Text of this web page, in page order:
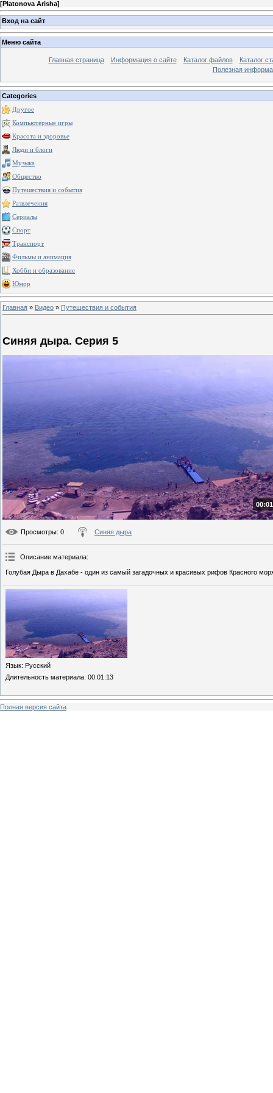
[Platonova Arisha]
Вход на сайт
Меню сайта
Главная страница Информация о сайте Каталог файлов
Каталог
Полезная
Categories
Другое
Компьютерные игры
Красота и здоровье
Люди и блоги
Музыка
Общество
Путешествия и события
Развлечения
Сериалы
Спорт
Транспорт
Фильмы и анимация
Хобби и образование
Юмор
Главная » Видео » Путешествия и события
Синяя дыра. Серия 5
Просмотры: 0 Синяя дыра
Описание материала:
Голубая Дыра в Дахабе - один из самый загадочных и красивых рифов Красного
Язык: Русский
Длительность материала: 00:01:13
Полная версия сайта